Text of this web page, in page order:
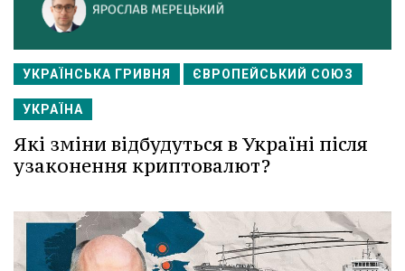
УКРАЇНСЬКА ГРИВНЯ ЄВРОПЕЙСЬКИЙ СОЮЗ
УКРАЇНА
Які зміни відбудуться в Україні після
узаконення криптовалют?